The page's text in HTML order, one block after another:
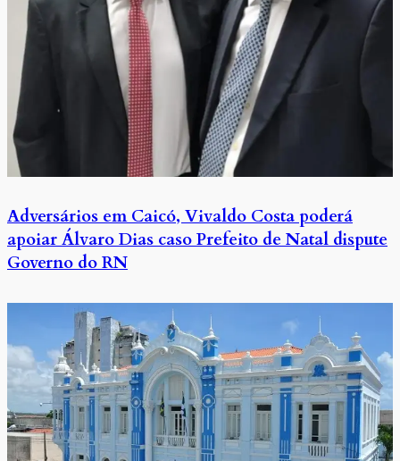
Adversários em Caicó, Vivaldo Costa poderá
apoiar Álvaro Dias caso Prefeito de Natal dispute
Governo do RN